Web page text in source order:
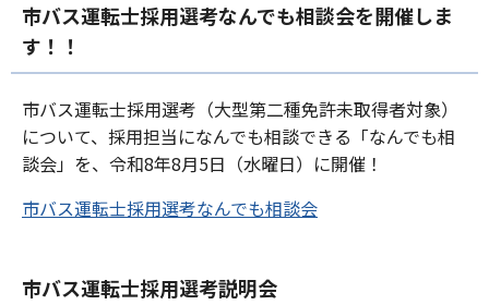
市バス運転士採用選考なんでも相談会を開催しま
す！！
市バス運転士採用選考（大型第二種免許未取得者対象）
について、採用担当になんでも相談できる「なんでも相
談会」を、令和8年8月5日（水曜日）に開催！
市バス運転士採用選考なんでも相談会
市バス運転士採用選考説明会